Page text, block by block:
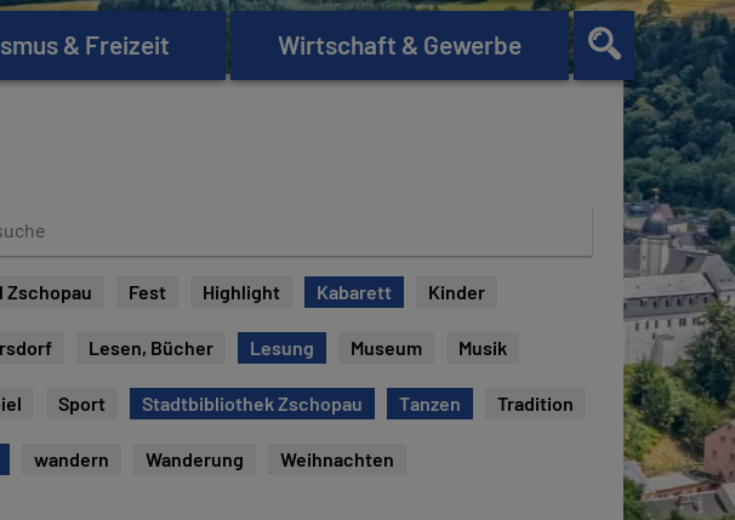
& Freizeit Wirtschaft & Gewerbe
Zschopau Fest Highlight Kabarett Kinder
Lesen, Bücher Lesung Museum Musik
Sport Stadtbibliothek Zschopau Tanzen Tradition
wandern Wanderung Weihnachten